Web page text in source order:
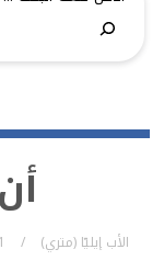
الأب إيليّا (متري)